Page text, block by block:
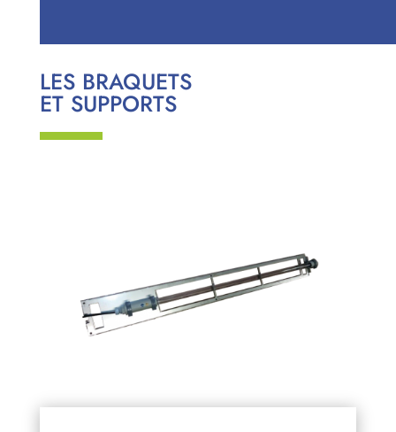
LES BRAQUETS
ET SUPPORTS